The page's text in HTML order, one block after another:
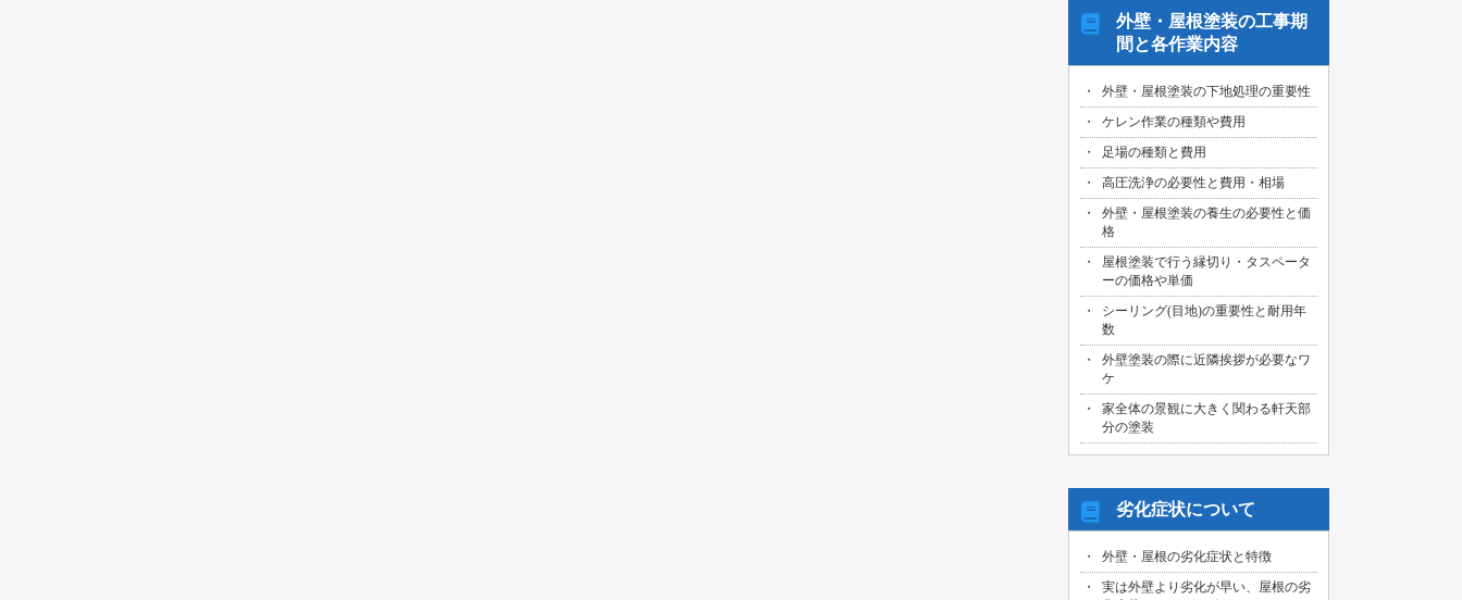
外壁・屋根塗装の工事期
間と各作業内容
外壁・屋根塗装の下地処理の重要性
ケレン作業の種類や費用
足場の種類と費用
高圧洗浄の必要性と費用・相場
外壁・屋根塗装の養生の必要性と価
格
屋根塗装で行う縁切り・タスペータ
ーの価格や単価
シーリング(目地)の重要性と耐用年
数
外壁塗装の際に近隣挨拶が必要なワ
ケ
家全体の景観に大きく関わる軒天部
分の塗装
劣化症状について
外壁・屋根の劣化症状と特徴
実は外壁より劣化が早い、屋根の劣